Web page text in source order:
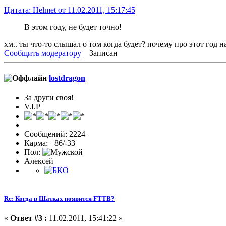
Цитата: Helmet от 11.02.2011, 15:17:45
В этом году, не будет точно!
хм.. ты что-то слышал о том когда будет? почему про этот год
Сообщить модератору
Записан
lostdragon
За други своя!
V.I.P
Сообщений: 2224
Карма: +86/-33
Пол:
Алексей
Re: Когда в Шатках появится FTTB?
« Ответ #3 : 11.02.2011, 15:41:22 »